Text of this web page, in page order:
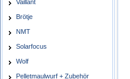
Vaillant
Brötje
NMT
Solarfocus
Wolf
Pelletmaulwurf + Zubehör